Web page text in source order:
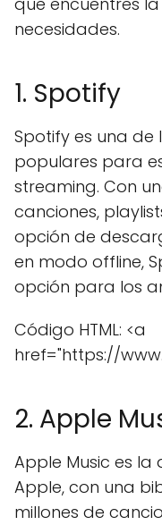
necesidades.
1. Spotify
Spotify es una de
populares para
streaming. Con
canciones,
opción de
en modo offline,
opción para los
Código HTML: <a
href="https://
2. Apple
Apple Music es
Apple, con una
millones de